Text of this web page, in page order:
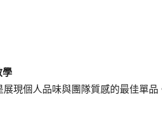
學
現個人品味與團隊質感的最佳單